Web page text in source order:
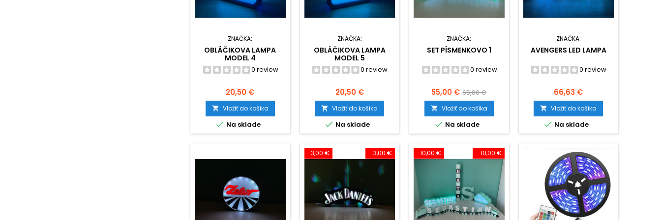
ZNAČKA:
OBLÁČIKOVA LAMPA
MODEL 4
0 review
Cena
20,50 €
 Vložiť do košíka
 Na sklade
ZNAČKA:
OBLÁČIKOVA LAMPA
MODEL 5
0 review
Cena
20,50 €
 Vložiť do košíka
 Na sklade
ZNAČKA:
SET PÍSMENKOVO 1
0 review
Cena
55,00 € Základná
cena
65,00 €
 Vložiť do košíka
 Na sklade
ZNAČKA:
AVENGERS LED LAMPA
0 review
Cena
66,63 €
 Vložiť do košíka
 Na sklade
- 3,00 €
-3,00 € - 10,00 €
-10,00 €